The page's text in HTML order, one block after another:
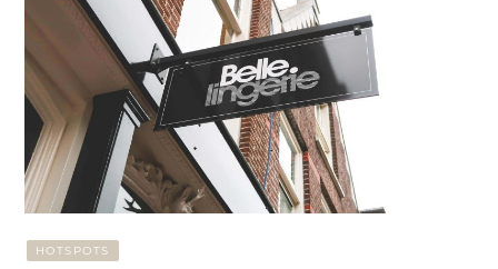
HOTSPOTS